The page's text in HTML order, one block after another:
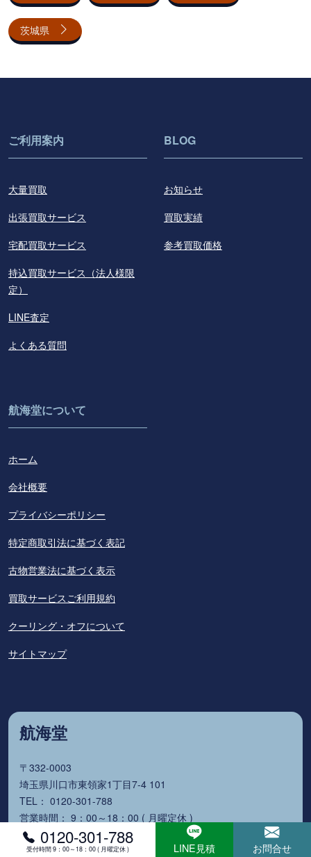
0120-301-788
受付時間 9：00～18：00 ( 月曜定休 ) LINE見積 お問合せ
茨城県
ご利用案内
大量買取
出張買取サービス
宅配買取サービス
持込買取サービス（法人様限
定）
LINE査定
よくある質問
BLOG
お知らせ
買取実績
参考買取価格
航海堂について
ホーム
会社概要
プライバシーポリシー
特定商取引法に基づく表記
古物営業法に基づく表示
買取サービスご利用規約
クーリング・オフについて
サイトマップ
航海堂
〒332-0003
埼玉県川口市東領家1丁目7-4 101
TEL： 0120-301-788
営業時間： 9：00～18：00 ( 月曜定休 )
古物商許可